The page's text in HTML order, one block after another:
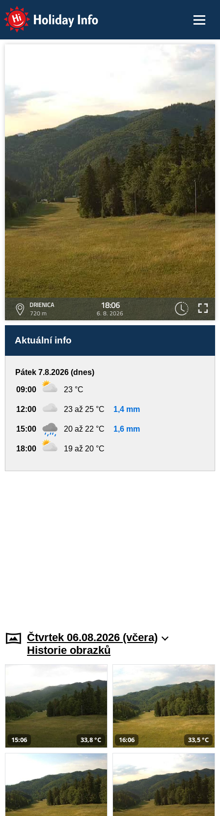
Holiday Info
DRIENICA
720 m
18:06
6. 8. 2026
Aktuální info
Pátek 7.8.2026 (dnes)
09:00 23 °C
12:00 23 až 25 °C 1,4 mm
15:00 20 až 22 °C 1,6 mm
18:00 19 až 20 °C
Čtvrtek 06.08.2026 (včera)
Historie obrazků
15:06 33,8 °C 16:06 33,5 °C